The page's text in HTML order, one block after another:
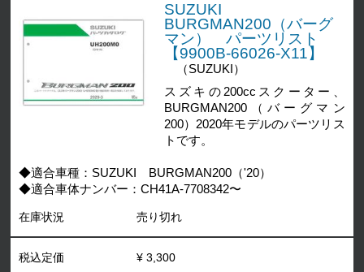
SUZUKI
BURGMAN200（バーグ
マン） パーツリスト
【9900B-66026-X11】
（SUZUKI）
スズキの200ccスクーター、
BURGMAN200（バーグマン
200）2020年モデルのパーツリス
トです。
◆適合車種：SUZUKI BURGMAN200（'20）
◆適合車体ナンバー：CH41A-7708342〜
在庫状況 売り切れ
税込定価
¥ 3,300